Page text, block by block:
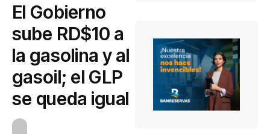
El Gobierno
sube RD$10 a
la gasolina y al
gasoil; el GLP
se queda igual